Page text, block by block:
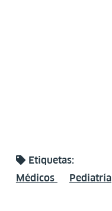
Etiquetas:
Médicos
Pediatría